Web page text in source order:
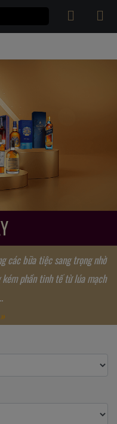
các bữa tiệc sang trọng nhờ
phần tinh tế từ lúa mạch